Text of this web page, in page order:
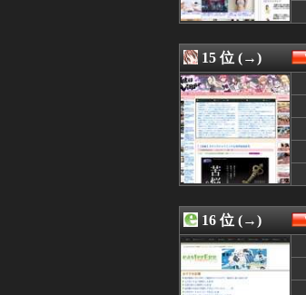
08/06 04:03
08/06 04:00
08/06 04:00
15 位 (→)
16 位 (→)